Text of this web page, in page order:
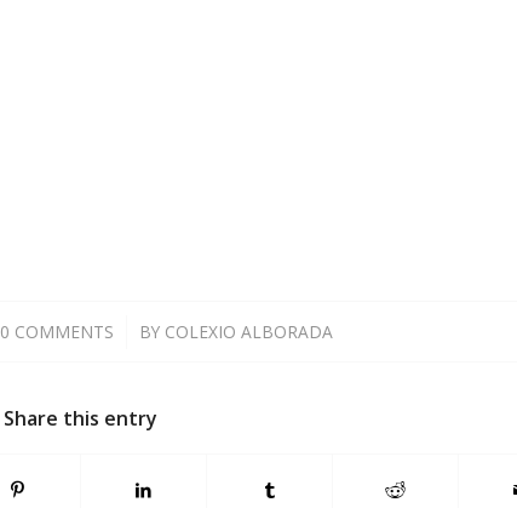
0 COMMENTS
/ BY COLEXIO ALBORADA
Share this entry